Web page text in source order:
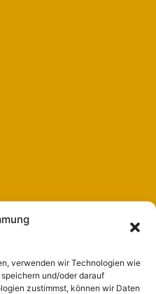
verwenden wir Technologien wie
und/oder darauf
zustimmst, können wir Daten